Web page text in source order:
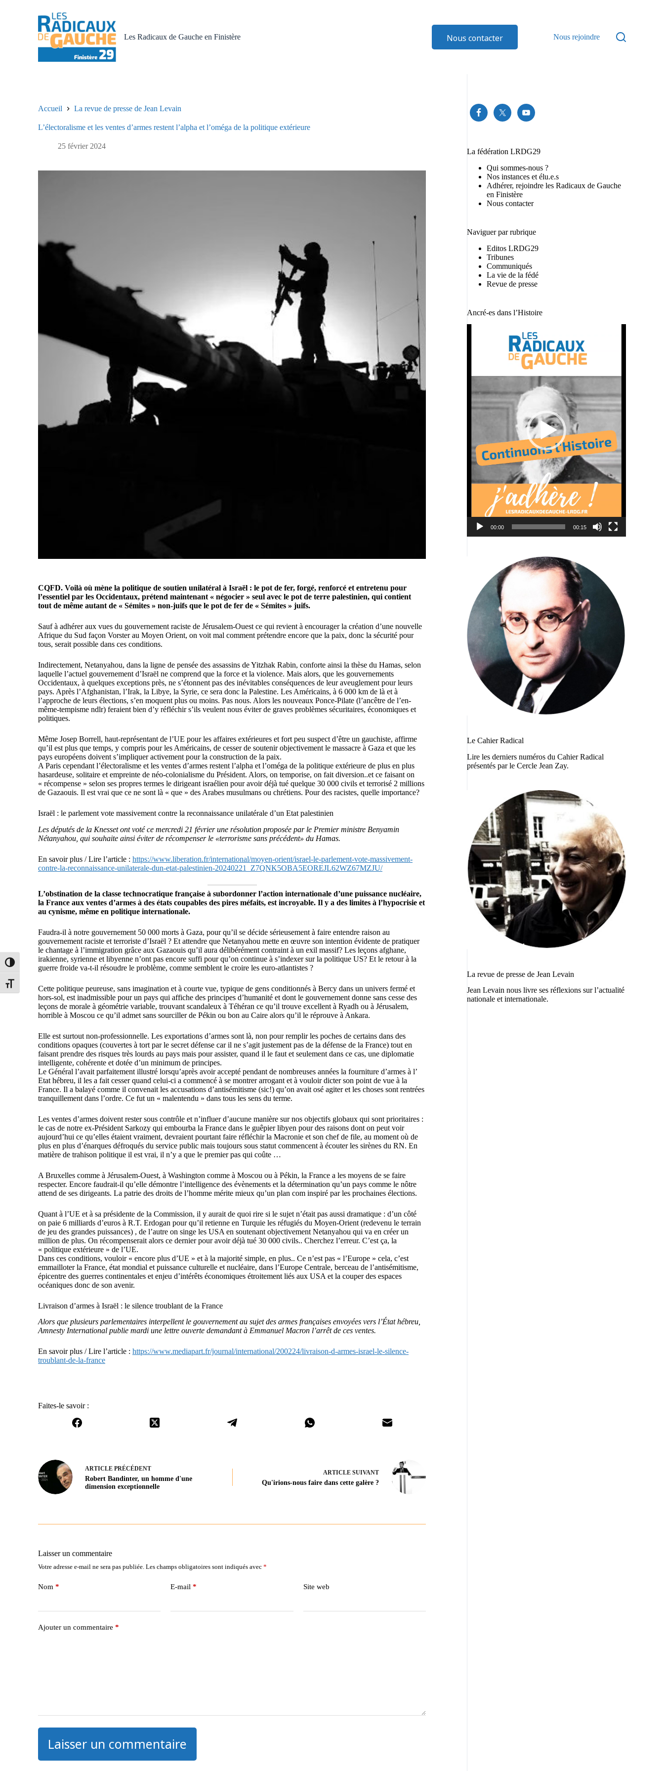
Passer en contraste élevé
Changer la taille de la police
Les Radicaux de Gauche en Finistère Nous contacter Nous rejoindre
Accueil La revue de presse de Jean Levain
L’électoralisme et les ventes d’armes restent l’alpha et l’oméga de la politique extérieure
25 février 2024
CQFD. Voilà où mène la politique de soutien unilatéral à Israël : le pot de fer, forgé, renforcé et entretenu pour
l’essentiel par les Occidentaux, prétend maintenant « négocier » seul avec le pot de terre palestinien, qui contient
tout de même autant de « Sémites » non-juifs que le pot de fer de « Sémites » juifs.
Sauf à adhérer aux vues du gouvernement raciste de Jérusalem-Ouest ce qui revient à encourager la création d’une nouvelle
Afrique du Sud façon Vorster au Moyen Orient, on voit mal comment prétendre encore que la paix, donc la sécurité pour
tous, serait possible dans ces conditions.
Indirectement, Netanyahou, dans la ligne de pensée des assassins de Yitzhak Rabin, conforte ainsi la thèse du Hamas, selon
laquelle l’actuel gouvernement d’Israël ne comprend que la force et la violence. Mais alors, que les gouvernements
Occidentaux, à quelques exceptions près, ne s’étonnent pas des inévitables conséquences de leur aveuglement pour leurs
pays. Après l’Afghanistan, l’Irak, la Libye, la Syrie, ce sera donc la Palestine. Les Américains, à 6 000 km de là et à
l’approche de leurs élections, s’en moquent plus ou moins. Pas nous. Alors les nouveaux Ponce-Pilate (l’ancêtre de l’en-
même-tempisme ndlr) feraient bien d’y réfléchir s’ils veulent nous éviter de graves problèmes sécuritaires, économiques et
politiques.
Même Josep Borrell, haut-représentant de l’UE pour les affaires extérieures et fort peu suspect d’être un gauchiste, affirme
qu’il est plus que temps, y compris pour les Américains, de cesser de soutenir objectivement le massacre à Gaza et que les
pays européens doivent s’impliquer activement pour la construction de la paix.
A Paris cependant l’électoralisme et les ventes d’armes restent l’alpha et l’oméga de la politique extérieure de plus en plus
hasardeuse, solitaire et empreinte de néo-colonialisme du Président. Alors, on temporise, on fait diversion..et ce faisant on
« récompense » selon ses propres termes le dirigeant israélien pour avoir déjà tué quelque 30 000 civils et terrorisé 2 millions
de Gazaouis. Il est vrai que ce ne sont là « que » des Arabes musulmans ou chrétiens. Pour des racistes, quelle importance?
Israël : le parlement vote massivement contre la reconnaissance unilatérale d’un Etat palestinien
Les députés de la Knesset ont voté ce mercredi 21 février une résolution proposée par le Premier ministre Benyamin
Nétanyahou, qui souhaite ainsi éviter de récompenser le «terrorisme sans précédent» du Hamas.
En savoir plus / Lire l’article : https://www.liberation.fr/international/moyen-orient/israel-le-parlement-vote-massivement-
contre-la-reconnaissance-unilaterale-dun-etat-palestinien-20240221_Z7QNK5OBA5EOREJL62WZ67MZJU/
L’obstination de la classe technocratique française à subordonner l’action internationale d’une puissance nucléaire,
la France aux ventes d’armes à des états coupables des pires méfaits, est incroyable. Il y a des limites à l’hypocrisie et
au cynisme, même en politique internationale.
Faudra-il à notre gouvernement 50 000 morts à Gaza, pour qu’il se décide sérieusement à faire entendre raison au
gouvernement raciste et terroriste d’Israël ? Et attendre que Netanyahou mette en œuvre son intention évidente de pratiquer
le chantage à l’immigration grâce aux Gazaouis qu’il aura délibérément contraint à un exil massif? Les leçons afghane,
irakienne, syrienne et libyenne n’ont pas encore suffi pour qu’on continue à s’indexer sur la politique US? Et le retour à la
guerre froide va-t-il résoudre le problème, comme semblent le croire les euro-atlantistes ?
Cette politique peureuse, sans imagination et à courte vue, typique de gens conditionnés à Bercy dans un univers fermé et
hors-sol, est inadmissible pour un pays qui affiche des principes d’humanité et dont le gouvernement donne sans cesse des
leçons de morale à géométrie variable, trouvant scandaleux à Téhéran ce qu’il trouve excellent à Ryadh ou à Jérusalem,
horrible à Moscou ce qu’il admet sans sourciller de Pékin ou bon au Caire alors qu’il le réprouve à Ankara.
Elle est surtout non-professionnelle. Les exportations d’armes sont là, non pour remplir les poches de certains dans des
conditions opaques (couvertes à tort par le secret défense car il ne s’agit justement pas de la défense de la France) tout en
faisant prendre des risques très lourds au pays mais pour assister, quand il le faut et seulement dans ce cas, une diplomatie
intelligente, cohérente et dotée d’un minimum de principes.
Le Général l’avait parfaitement illustré lorsqu’après avoir accepté pendant de nombreuses années la fourniture d’armes à l’
Etat hébreu, il les a fait cesser quand celui-ci a commencé à se montrer arrogant et à vouloir dicter son point de vue à la
France. Il a balayé comme il convenait les accusations d’antisémitisme (sic!) qu’on avait osé agiter et les choses sont rentrées
tranquillement dans l’ordre. Ce fut un « malentendu » dans tous les sens du terme.
Les ventes d’armes doivent rester sous contrôle et n’influer d’aucune manière sur nos objectifs globaux qui sont prioritaires :
le cas de notre ex-Président Sarkozy qui embourba la France dans le guêpier libyen pour des raisons dont on peut voir
aujourd’hui ce qu’elles étaient vraiment, devraient pourtant faire réfléchir la Macronie et son chef de file, au moment où de
plus en plus d’énarques défroqués du service public mais toujours sous statut commencent à écouter les sirènes du RN. En
matière de trahison politique il est vrai, il n’y a que le premier pas qui coûte …
A Bruxelles comme à Jérusalem-Ouest, à Washington comme à Moscou ou à Pékin, la France a les moyens de se faire
respecter. Encore faudrait-il qu’elle démontre l’intelligence des évènements et la détermination qu’un pays comme le nôtre
attend de ses dirigeants. La patrie des droits de l’homme mérite mieux qu’un plan com inspiré par les prochaines élections.
Quant à l’UE et à sa présidente de la Commission, il y aurait de quoi rire si le sujet n’était pas aussi dramatique : d’un côté
on paie 6 milliards d’euros à R.T. Erdogan pour qu’il retienne en Turquie les réfugiés du Moyen-Orient (redevenu le terrain
de jeu des grandes puissances) , de l’autre on singe les USA en soutenant objectivement Netanyahou qui va en créer un
million de plus. On récompenserait alors ce dernier pour avoir déjà tué 30 000 civils.. Cherchez l’erreur. C’est ça, la
« politique extérieure » de l’UE.
Dans ces conditions, vouloir « encore plus d’UE » et à la majorité simple, en plus.. Ce n’est pas « l’Europe » cela, c’est
emmailloter la France, état mondial et puissance culturelle et nucléaire, dans l’Europe Centrale, berceau de l’antisémitisme,
épicentre des guerres continentales et enjeu d’intérêts économiques étroitement liés aux USA et la couper des espaces
océaniques donc de son avenir.
Livraison d’armes à Israël : le silence troublant de la France
Alors que plusieurs parlementaires interpellent le gouvernement au sujet des armes françaises envoyées vers l’État hébreu,
Amnesty International publie mardi une lettre ouverte demandant à Emmanuel Macron l’arrêt de ces ventes.
En savoir plus / Lire l’article : https://www.mediapart.fr/journal/international/200224/livraison-d-armes-israel-le-silence-
troublant-de-la-france
Faites-le savoir :
ARTICLE PRÉCÉDENT
Robert Bandinter, un homme d'une
dimension exceptionnelle
ARTICLE SUIVANT
Qu'irions-nous faire dans cette galère ?
Laisser un commentaire
Votre adresse e-mail ne sera pas publiée. Les champs obligatoires sont indiqués avec *
Nom * E-mail * Site web
Ajouter un commentaire *
Laisser un commentaire
La fédération LRDG29
Qui sommes-nous ?
Nos instances et élu.e.s
Adhérer, rejoindre les Radicaux de Gauche
en Finistère
Nous contacter
Naviguer par rubrique
Editos LRDG29
Tribunes
Communiqués
La vie de la fédé
Revue de presse
Ancré-es dans l’Histoire
00:00 00:15
Le Cahier Radical
Lire les derniers numéros du Cahier Radical
présentés par le Cercle Jean Zay.
La revue de presse de Jean Levain
Jean Levain nous livre ses réflexions sur l’actualité
nationale et internationale.